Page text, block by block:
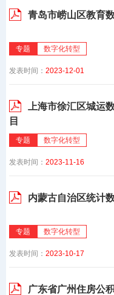
青岛市崂山区教育
专题 数字化转型
发表时间： 2023-12-01
上海市徐汇区城运
目
专题 数字化转型
发表时间： 2023-11-16
内蒙古自治区统计
专题 数字化转型
发表时间： 2023-10-17
广东省广州住房公